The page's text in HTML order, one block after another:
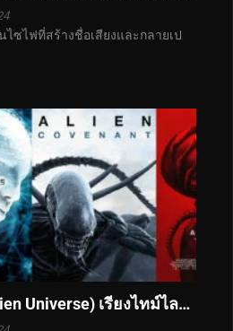
ซไฟที่สร้างชื่อเสียงและกลายเป
จักรวาลเอเลี่ยน (Alien Universe) เรียงไทม์ไลน์ภาคแรกมาจนถึงปัจจุบัน